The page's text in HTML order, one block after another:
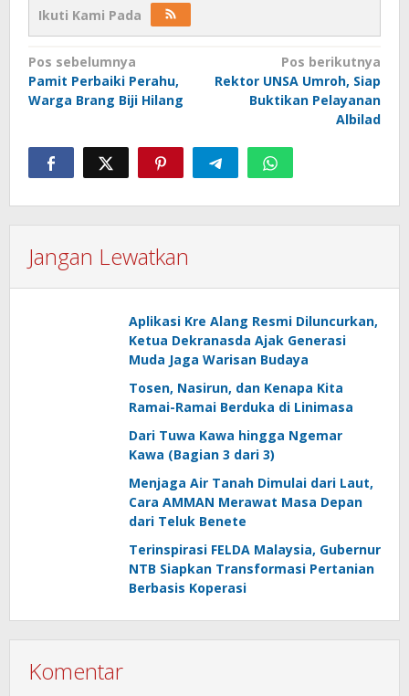
Ikuti Kami Pada
Navigasi
pos
Pos sebelumnya
Pamit Perbaiki Perahu,
Warga Brang Biji Hilang
Pos berikutnya
Rektor UNSA Umroh, Siap
Buktikan Pelayanan
Albilad
Jangan Lewatkan
Aplikasi Kre Alang Resmi Diluncurkan,
Ketua Dekranasda Ajak Generasi
Muda Jaga Warisan Budaya
Tosen, Nasirun, dan Kenapa Kita
Ramai-Ramai Berduka di Linimasa
Dari Tuwa Kawa hingga Ngemar
Kawa (Bagian 3 dari 3)
Menjaga Air Tanah Dimulai dari Laut,
Cara AMMAN Merawat Masa Depan
dari Teluk Benete
Terinspirasi FELDA Malaysia, Gubernur
NTB Siapkan Transformasi Pertanian
Berbasis Koperasi
Komentar